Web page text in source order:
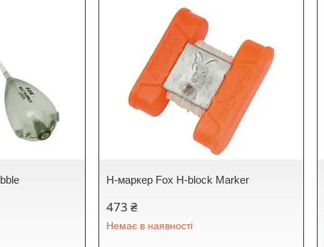
Н-маркер Fox H-block Marker
473 ₴
Немає в наявності